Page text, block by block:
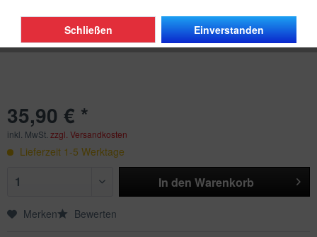
35,90 € *
inkl. MwSt. zzgl. Versandkosten
Lieferzeit 1-5 Werktage
In den Warenkorb
Merken Bewerten
Einverstanden
Schließen